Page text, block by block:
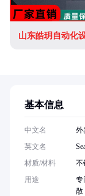
基本信息
中文名
外
英文名
材质/材料
不
用途
专
散